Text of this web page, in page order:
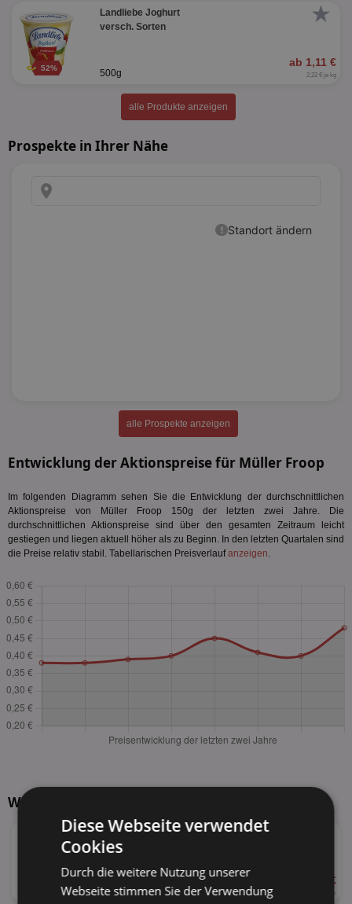
★
52%
Landliebe Joghurt
versch. Sorten
ab 1,11 €
500g 2,22 € je kg
alle Produkte anzeigen
Prospekte in Ihrer Nähe
alle Prospekte anzeigen
Entwicklung der Aktionspreise für Müller Froop
Im folgenden Diagramm sehen Sie die Entwicklung der durchschnittlichen
Aktionspreise von Müller Froop 150g der letzten zwei Jahre. Die
durchschnittlichen Aktionspreise sind über den gesamten Zeitraum leicht
gestiegen und liegen aktuell höher als zu Beginn. In den letzten Quartalen sind
die Preise relativ stabil. Tabellarischen Preisverlaufanzeigen.
Weitere Produkte von Müller
Müller Müllermilch
versch. Sorten
ab 0,89 €
400ml 2,23 € je Liter
Diese Webseite verwendet
Cookies
Durch die weitere Nutzung unserer
Webseite stimmen Sie der Verwendung